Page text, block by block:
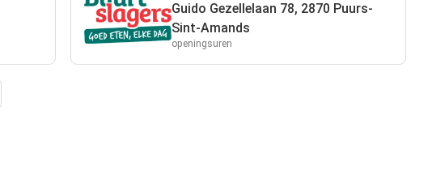
Guido Gezellelaan 78, 2870 Puurs-
Sint-Amands
openingsuren